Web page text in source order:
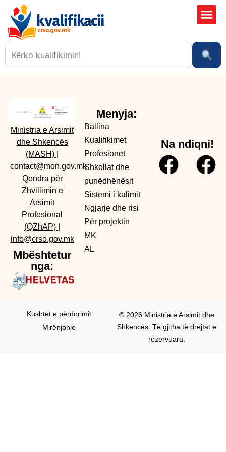
Ministria e Arsimit
dhe Shkencës
(MASH)
contact@mon.gov.mk
Qendra për
Zhvillimin e
Arsimit
Profesional
(QZhAP)
info@crso.gov.mk
Mbështetur
nga:
Menyja:
Ballina
Kualifikimet
Profesionet
Shkollat dhe
punëdhënësit
Sistemi i kalimit
Ngjarje dhe risi
Për projektin
MK
AL
Na ndiqni!
© 2026 Ministria e Arsimit dhe
Shkencës. Të gjitha të drejtat e
rezervuara.
Kushtet e përdorimit
Mirënjohje